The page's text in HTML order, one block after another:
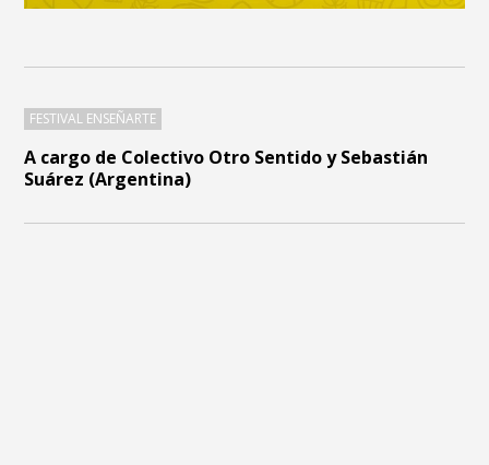
A cargo de Colectivo Otro Sentido y Sebastián
Suárez (Argentina)
FESTIVAL ENSEÑARTE